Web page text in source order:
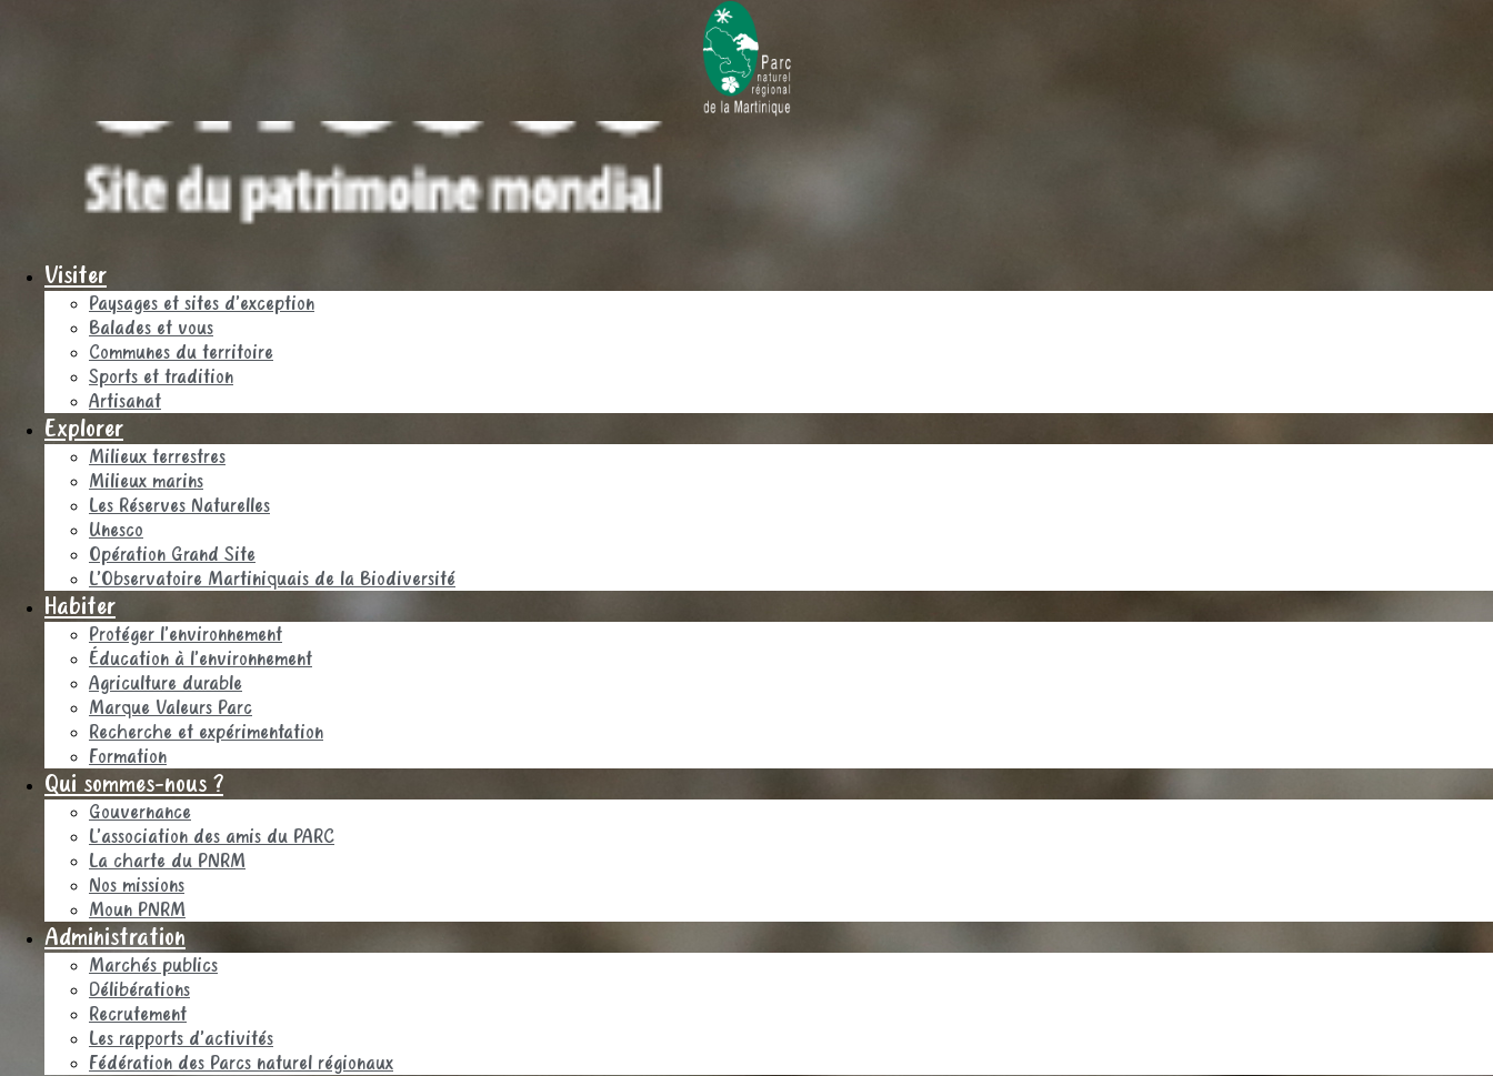
Visiter
Paysages et sites d’exception
Balades et vous
Communes du territoire
Sports et tradition
Artisanat
Explorer
Milieux terrestres
Milieux marins
Les Réserves Naturelles
Unesco
Opération Grand Site
L’Observatoire Martiniquais de la Biodiversité
Habiter
Protéger l’environnement
Éducation à l’environnement
Agriculture durable
Marque Valeurs Parc
Recherche et expérimentation
Formation
Qui sommes-nous ?
Gouvernance
L’association des amis du PARC
La charte du PNRM
Nos missions
Moun PNRM
Administration
Marchés publics
Délibérations
Recrutement
Les rapports d’activités
Fédération des Parcs naturel régionaux